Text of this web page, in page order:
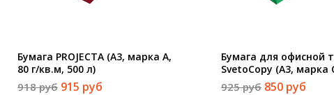
Бумага PROJECTA (А3, марка А,
80 г/кв.м, 500 л)
918 руб 915 руб
Бумага для офисной
SvetoCopy (А3, марка
кв.м, 500 листов)
925 руб 850 руб